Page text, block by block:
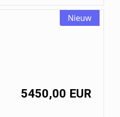
Nieuw
5450,00 EUR